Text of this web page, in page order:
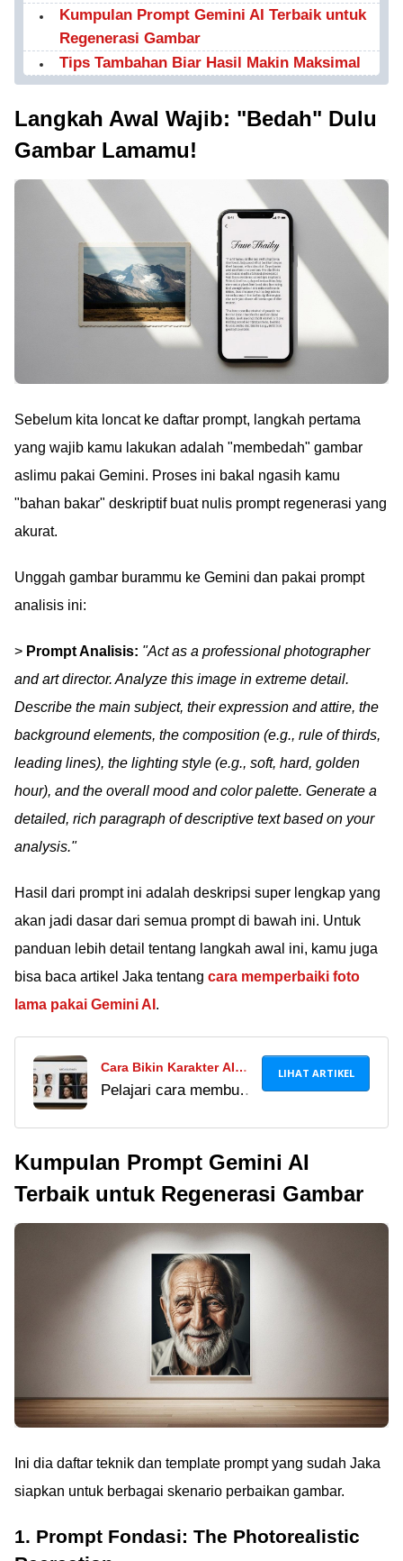
Kumpulan Prompt Gemini AI Terbaik untuk
Regenerasi Gambar
Tips Tambahan Biar Hasil Makin Maksimal
Langkah Awal Wajib: "Bedah" Dulu
Gambar Lamamu!
Sebelum kita loncat ke daftar prompt, langkah pertama
yang wajib kamu lakukan adalah "membedah" gambar
aslimu pakai Gemini. Proses ini bakal ngasih kamu
"bahan bakar" deskriptif buat nulis prompt regenerasi yang
akurat.
Unggah gambar burammu ke Gemini dan pakai prompt
analisis ini:
> Prompt Analisis: "Act as a professional photographer
and art director. Analyze this image in extreme detail.
Describe the main subject, their expression and attire, the
background elements, the composition (e.g., rule of thirds,
leading lines), the lighting style (e.g., soft, hard, golden
hour), and the overall mood and color palette. Generate a
detailed, rich paragraph of descriptive text based on your
analysis."
Hasil dari prompt ini adalah deskripsi super lengkap yang
akan jadi dasar dari semua prompt di bawah ini. Untuk
panduan lebih detail tentang langkah awal ini, kamu juga
bisa baca artikel Jaka tentang cara memperbaiki foto
lama pakai Gemini AI .
Cara Bikin Karakter AI
Konsisten Di Gemini
Pelajari cara membuat
referensi & prompt jitu.
Jaka juga bongkar
kenapa Midjourney
direkomendasikan.
LIHAT ARTIKEL
Kumpulan Prompt Gemini AI
Terbaik untuk Regenerasi Gambar
Ini dia daftar teknik dan template prompt yang sudah Jaka
siapkan untuk berbagai skenario perbaikan gambar.
1. Prompt Fondasi: The Photorealistic